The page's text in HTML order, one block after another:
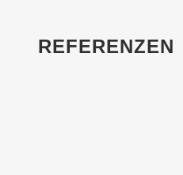
REFERENZEN